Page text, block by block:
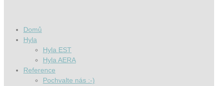
Domů
Hyla
Hyla EST
Hyla AERA
Reference
Pochvalte nás :-)